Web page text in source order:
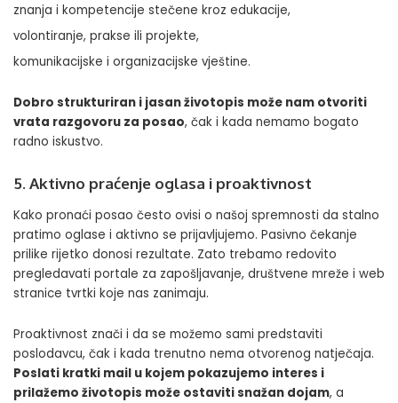
znanja i kompetencije stečene kroz edukacije,
volontiranje, prakse ili projekte,
komunikacijske i organizacijske vještine.
Dobro strukturiran i jasan životopis može nam otvoriti
vrata razgovoru za posao, čak i kada nemamo bogato
radno iskustvo.
5. Aktivno praćenje oglasa i proaktivnost
Kako pronaći posao često ovisi o našoj spremnosti da stalno
pratimo oglase i aktivno se prijavljujemo. Pasivno čekanje
prilike rijetko donosi rezultate. Zato trebamo redovito
pregledavati portale za zapošljavanje, društvene mreže i web
stranice tvrtki koje nas zanimaju.
Proaktivnost znači i da se možemo sami predstaviti
poslodavcu, čak i kada trenutno nema otvorenog natječaja.
Poslati kratki mail u kojem pokazujemo interes i
prilažemo životopis može ostaviti snažan dojam, a